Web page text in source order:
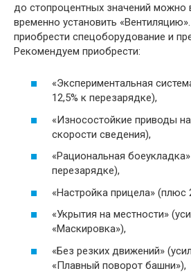
до стопроцентных значений можно
временно установить
приобрести спецоборудование и
Рекомендуем приобрести:
«Экспериментальная
12,5% к перезарядке),
«Износостойкие приводы
скорости сведения),
«Рациональная
перезарядке),
«Настройка прицела» (плюс
«Укрытия на местности»
«Маскировка»),
«Без резких движений»
«Плавный поворот башни»),